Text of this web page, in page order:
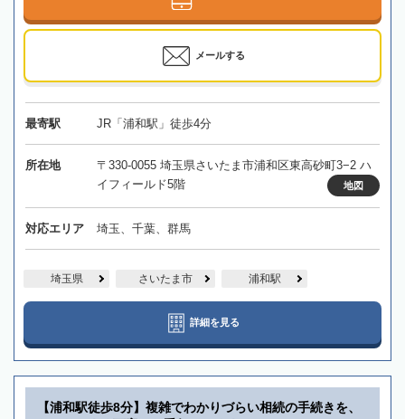
メールする
最寄駅 JR「浦和駅」徒歩4分
所在地
〒330-0055 埼玉県さいたま市浦和区東高砂町3−2 ハ
イフィールド5階
地図
対応エリア 埼玉、千葉、群馬
埼玉県 さいたま市 浦和駅
詳細を見る
【浦和駅徒歩8分】複雑でわかりづらい相続の手続きを、